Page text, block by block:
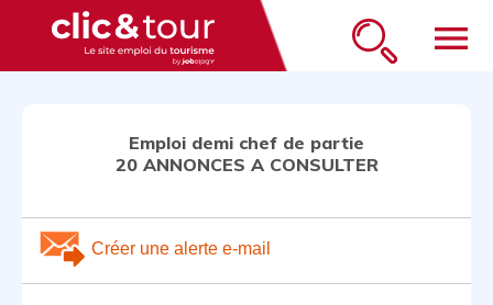
menu
Emploi demi chef de partie
20 ANNONCES A CONSULTER
Créer une alerte e-mail